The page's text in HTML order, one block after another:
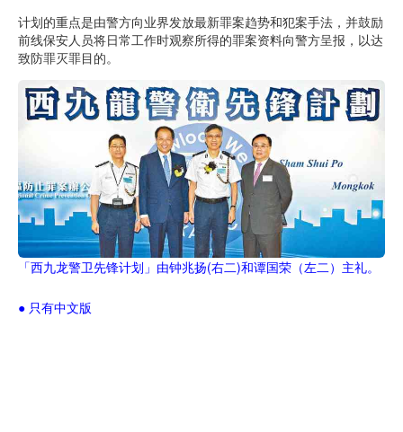
计划的重点是由警方向业界发放最新罪案趋势和犯案手法，并鼓励
前线保安人员将日常工作时观察所得的罪案资料向警方呈报，以达
致防罪灭罪目的。
「西九龙警卫先锋计划」由钟兆扬(右二)和谭国荣（左二）主礼。
● 只有中文版